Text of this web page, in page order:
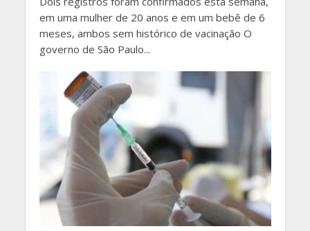
em uma mulher de 20 anos e em um bebê de 6
meses, ambos sem histórico de vacinação O
governo de São Paulo...